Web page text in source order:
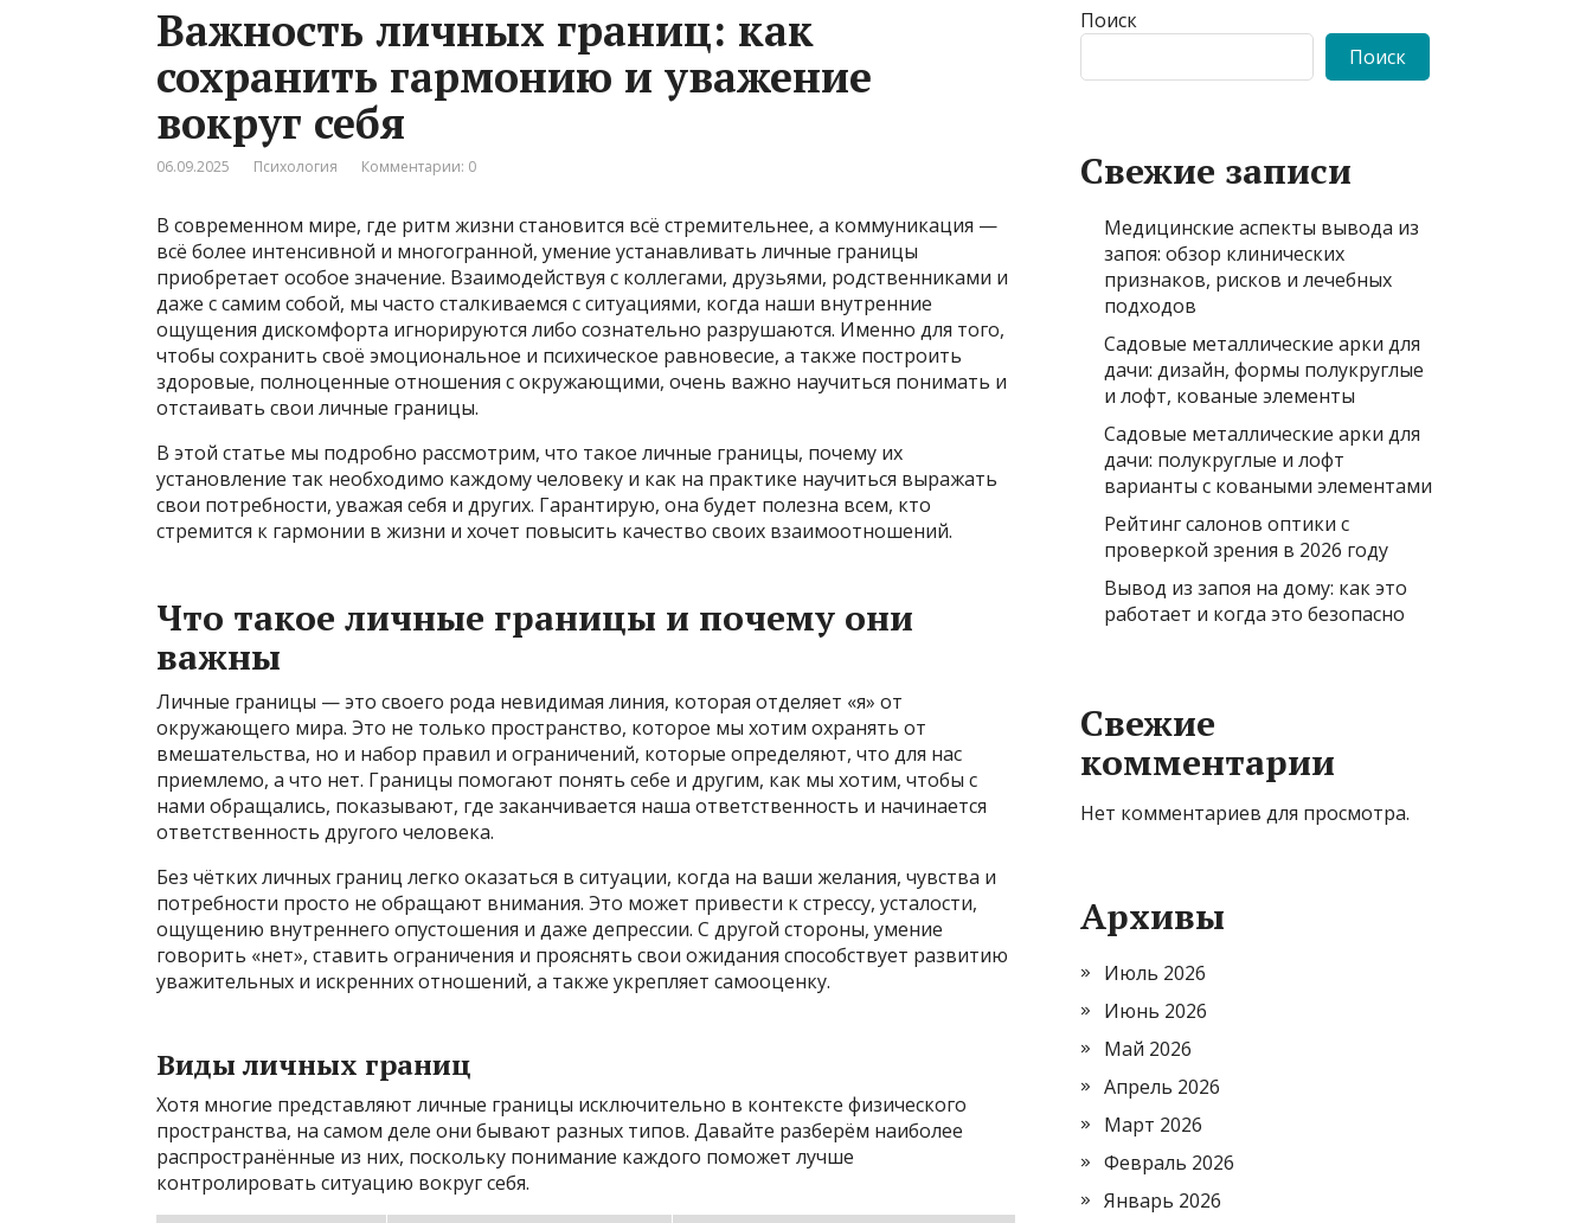
Важность личных границ: как
сохранить гармонию и уважение
вокруг себя
06.09.2025 Психология Комментарии: 0
В современном мире, где ритм жизни становится всё стремительнее, а коммуникация —
всё более интенсивной и многогранной, умение устанавливать личные границы
приобретает особое значение. Взаимодействуя с коллегами, друзьями, родственниками и
даже с самим собой, мы часто сталкиваемся с ситуациями, когда наши внутренние
ощущения дискомфорта игнорируются либо сознательно разрушаются. Именно для того,
чтобы сохранить своё эмоциональное и психическое равновесие, а также построить
здоровые, полноценные отношения с окружающими, очень важно научиться понимать и
отстаивать свои личные границы.
В этой статье мы подробно рассмотрим, что такое личные границы, почему их
установление так необходимо каждому человеку и как на практике научиться выражать
свои потребности, уважая себя и других. Гарантирую, она будет полезна всем, кто
стремится к гармонии в жизни и хочет повысить качество своих взаимоотношений.
Что такое личные границы и почему они
важны
Личные границы — это своего рода невидимая линия, которая отделяет «я» от
окружающего мира. Это не только пространство, которое мы хотим охранять от
вмешательства, но и набор правил и ограничений, которые определяют, что для нас
приемлемо, а что нет. Границы помогают понять себе и другим, как мы хотим, чтобы с
нами обращались, показывают, где заканчивается наша ответственность и начинается
ответственность другого человека.
Без чётких личных границ легко оказаться в ситуации, когда на ваши желания, чувства и
потребности просто не обращают внимания. Это может привести к стрессу, усталости,
ощущению внутреннего опустошения и даже депрессии. С другой стороны, умение
говорить «нет», ставить ограничения и прояснять свои ожидания способствует развитию
уважительных и искренних отношений, а также укрепляет самооценку.
Виды личных границ
Хотя многие представляют личные границы исключительно в контексте физического
пространства, на самом деле они бывают разных типов. Давайте разберём наиболее
распространённые из них, поскольку понимание каждого поможет лучше
контролировать ситуацию вокруг себя.
Поиск
Поиск
Свежие записи
Медицинские аспекты вывода из
запоя: обзор клинических
признаков, рисков и лечебных
подходов
Садовые металлические арки для
дачи: дизайн, формы полукруглые
и лофт, кованые элементы
Садовые металлические арки для
дачи: полукруглые и лофт
варианты с коваными элементами
Рейтинг салонов оптики с
проверкой зрения в 2026 году
Вывод из запоя на дому: как это
работает и когда это безопасно
Свежие
комментарии
Нет комментариев для просмотра.
Архивы
Июль 2026
Июнь 2026
Май 2026
Апрель 2026
Март 2026
Февраль 2026
Январь 2026